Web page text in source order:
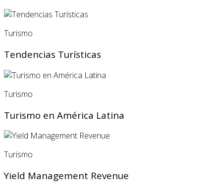
Turismo
Tendencias Turísticas
Turismo
Turismo en América Latina
Turismo
Yield Management Revenue